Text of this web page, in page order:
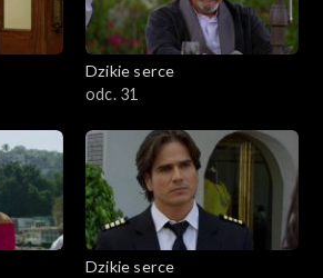
Dzikie serce
odc. 31
Dzikie serce